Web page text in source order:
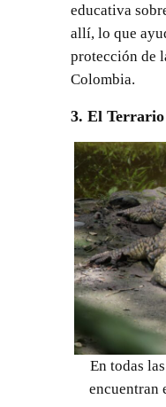
educativa
allí, lo que
protección de
Colombia.
3. El Terrario
En todas
encuentran